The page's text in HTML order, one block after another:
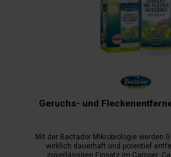
Geruchs- und
Mit der Bactador Mikrobiologie werden
wirklich dauerhaft und porentief
zuverlässigen Einsatz im Camper,